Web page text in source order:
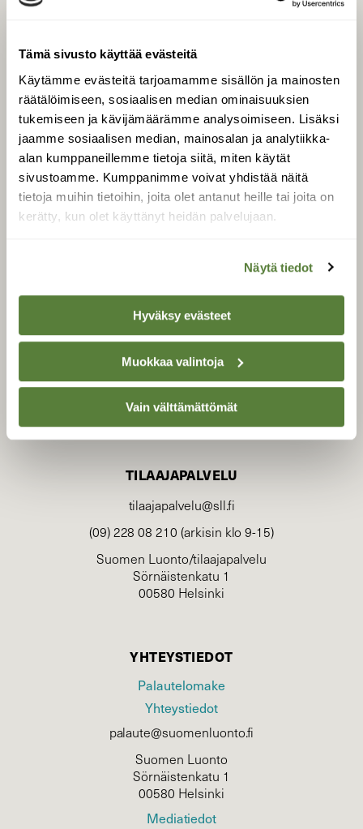
Tämä sivusto käyttää evästeitä
Käytämme evästeitä tarjoamamme sisällön ja mainosten
räätälöimiseen, sosiaalisen median ominaisuuksien
tukemiseen ja kävijämäärämme analysoimiseen. Lisäksi
jaamme sosiaalisen median, mainosalan ja analytiikka-
alan kumppaneillemme tietoja siitä, miten käytät
sivustoamme. Kumppanimme voivat yhdistää näitä
tietoja muihin tietoihin, joita olet antanut heille tai joita on
kerätty, kun olet käyttänyt heidän palvelujaan.
Näytä tiedot
Hyväksy evästeet
Muokkaa valintoja
Vain välttämättömät
Tilaa digilukuoikeus
Äänestä parasta juttua
Tilaa uutiskirje
SUOMEN LUONNON­
SUOJELU­LIITTO
Suomen Luonto -lehden
luonnonsuojelu­liitto.
TILAAJAPALVELU
tilaajapalvelu@sll.fi
(09) 228 08 210 (arkisin klo 9-15)
Suomen Luonto/tilaajapalvelu
Sörnäistenkatu 1
00580 Helsinki
YHTEYSTIEDOT
Palautelomake
Yhteystiedot
palaute@suomenluonto.fi
Suomen Luonto
Sörnäistenkatu 1
00580 Helsinki
Mediatiedot